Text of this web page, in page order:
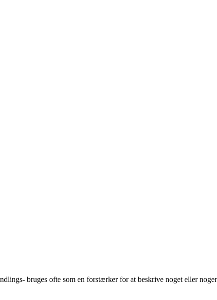
bruges ofte som en forstærker for at beskrive noget eller